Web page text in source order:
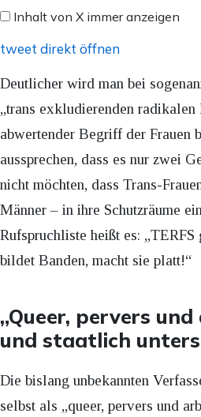
anzeigen
Inhalt von X immer anzeigen
tweet direkt öffnen
Deutlicher wird man bei
„trans exkludierenden radikalen
abwertender Begriff der Frauen
aussprechen, dass es nur zwei
nicht möchten, dass Trans-
Männer – in ihre Schutzräume
Rufspruchliste heißt es:
bildet Banden, macht sie platt!“
„Queer, pervers
und staatlich
Die bislang unbekannten
selbst als „queer, pervers und